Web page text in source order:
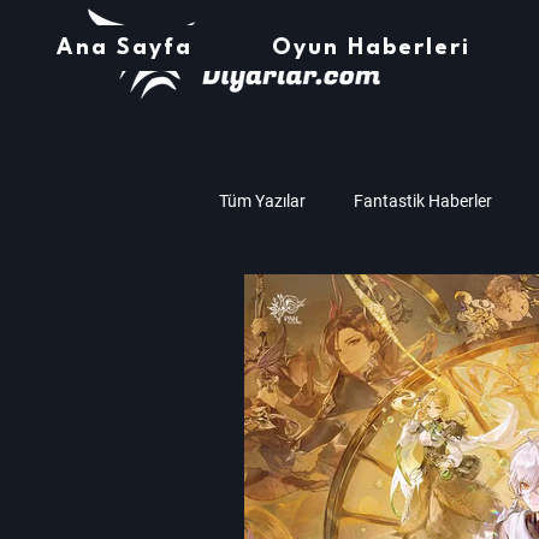
Ana Sayfa Oyun Haberleri
Tüm Yazılar Fantastik Haberler
Müzik Teknoloji Oyun
Amd Nvidia Assassin's
Zaman Çarkı Haberleri